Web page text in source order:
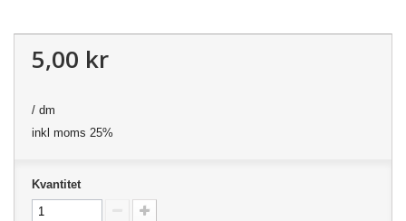
5,00 kr
/ dm
inkl moms 25%
Kvantitet